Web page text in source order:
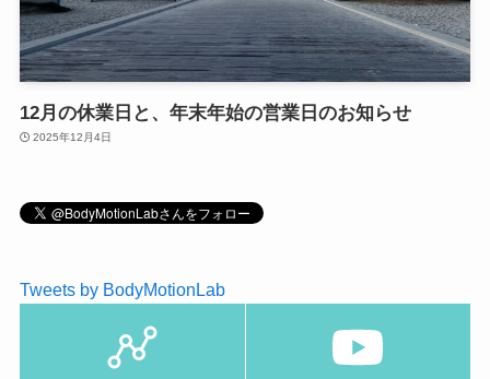
12月の休業日と、年末年始の営業日のお知らせ
2025年12月4日
Tweets by BodyMotionLab